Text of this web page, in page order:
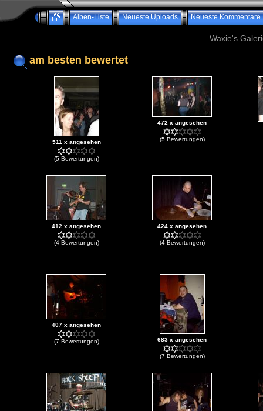
Alben-Liste Neueste Uploads Neueste Kommentare
Waxie's
am besten bewertet
511 x angesehen
(5 Bewertungen)
472 x angesehen
(5 Bewertungen)
412 x angesehen
(4 Bewertungen)
424 x angesehen
(4 Bewertungen)
407 x angesehen
(7 Bewertungen) 683 x angesehen
(7 Bewertungen)